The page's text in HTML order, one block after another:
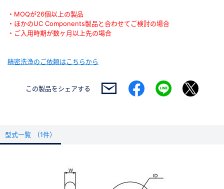
・MOQが26個以上の製品
・ほかのUC Components製品と合わせてご検討の場合
・ご入用時期が数ヶ月以上先の場合
精密洗浄のご依頼はこちらから
この製品をシェアする
型式一覧 (1件）